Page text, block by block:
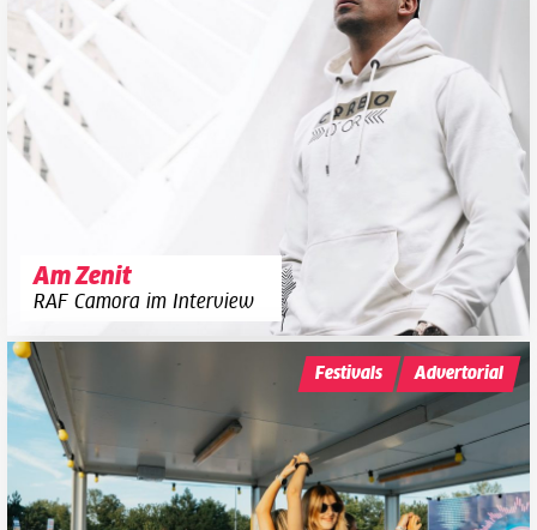
Am Zenit
RAF Camora im Interview
Festivals Advertorial